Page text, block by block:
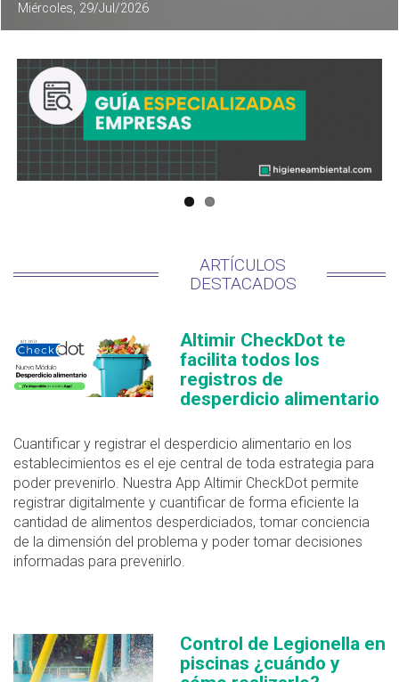
Miércoles, 29/Jul/2026
ARTÍCULOS
DESTACADOS
Altimir CheckDot te
facilita todos los
registros de
desperdicio alimentario
Cuantificar y registrar el desperdicio alimentario en los
establecimientos es el eje central de toda estrategia para
poder prevenirlo. Nuestra App Altimir CheckDot permite
registrar digitalmente y cuantificar de forma eficiente la
cantidad de alimentos desperdiciados, tomar conciencia
de la dimensión del problema y poder tomar decisiones
informadas para prevenirlo.
Control de Legionella en
piscinas ¿cuándo y